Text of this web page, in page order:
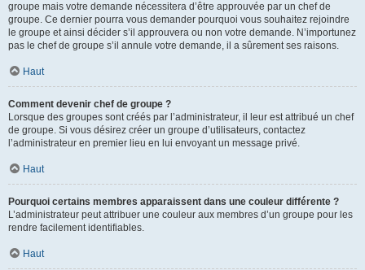
groupe mais votre demande nécessitera d’être approuvée par un chef de
groupe. Ce dernier pourra vous demander pourquoi vous souhaitez rejoindre
le groupe et ainsi décider s’il approuvera ou non votre demande. N’importunez
pas le chef de groupe s’il annule votre demande, il a sûrement ses raisons.
Haut
Comment devenir chef de groupe ?
Lorsque des groupes sont créés par l’administrateur, il leur est attribué un chef
de groupe. Si vous désirez créer un groupe d’utilisateurs, contactez
l’administrateur en premier lieu en lui envoyant un message privé.
Haut
Pourquoi certains membres apparaissent dans une couleur différente ?
L’administrateur peut attribuer une couleur aux membres d’un groupe pour les
rendre facilement identifiables.
Haut